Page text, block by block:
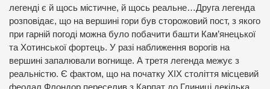
легенді є й щось містичне, й щось реальне…Друга легенда
розповідає, що на вершині гори був сторожовий пост, з якого
при гарній погоді можна було побачити башти Кам’янецької
та Хотинської фортець. У разі наближення ворогів на
вершині запалювали вогнище. А третя легенда межує з
реальністю. Є фактом, що на початку XIX століття місцевий
феодал Флондор переселив з Карпат до Глиниці декілька